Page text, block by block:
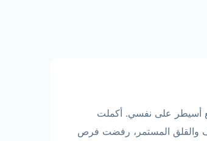
أستطيع أسيطر على نفسي. أكملت
والقلق المستمر، رفضت فرص